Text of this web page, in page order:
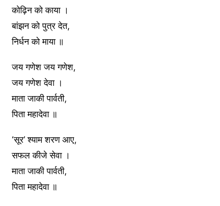
कोढ़िन को काया ।
बांझन को पुत्र देत,
निर्धन को माया ॥
जय गणेश जय गणेश,
जय गणेश देवा ।
माता जाकी पार्वती,
पिता महादेवा ॥
‘सूर’ श्याम शरण आए,
सफल कीजे सेवा ।
माता जाकी पार्वती,
पिता महादेवा ॥